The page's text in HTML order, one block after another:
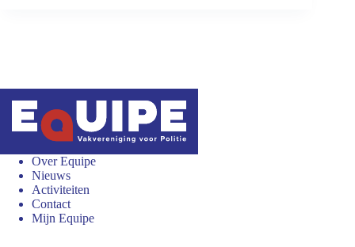
Over Equipe
Nieuws
Activiteiten
Contact
Mijn Equipe